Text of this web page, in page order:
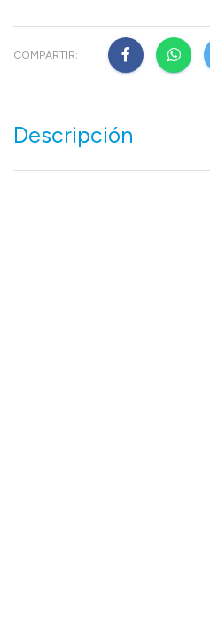
COMPARTIR:
Descripción